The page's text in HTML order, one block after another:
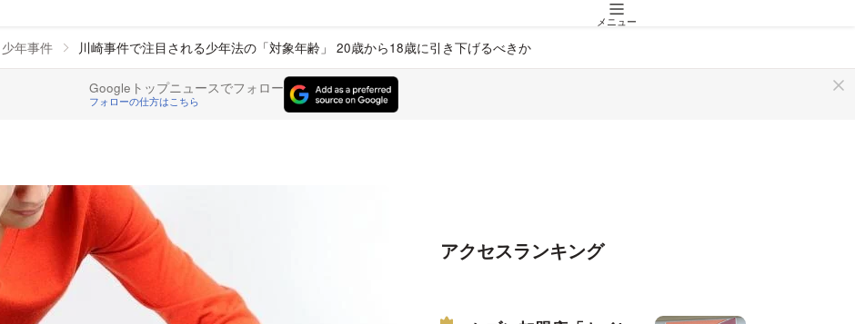
メニュー
少年事件 川崎事件で注目される少年法の「対象年齢」 20歳から18歳に引き下げるべきか
Googleトップニュースでフォロー
フォローの仕方はこちら
アクセスランキング